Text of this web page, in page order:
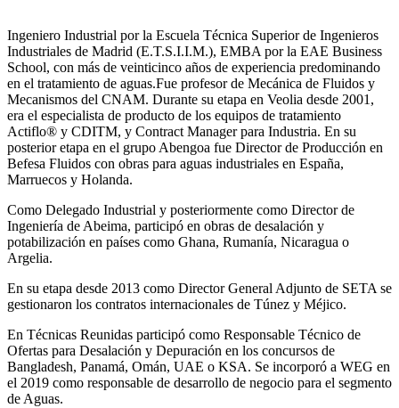
Ingeniero Industrial por la Escuela Técnica Superior de Ingenieros
Industriales de Madrid (E.T.S.I.I.M.), EMBA por la EAE Business
School, con más de veinticinco años de experiencia predominando
en el tratamiento de aguas.Fue profesor de Mecánica de Fluidos y
Mecanismos del CNAM. Durante su etapa en Veolia desde 2001,
era el especialista de producto de los equipos de tratamiento
Actiflo® y CDITM, y Contract Manager para Industria. En su
posterior etapa en el grupo Abengoa fue Director de Producción en
Befesa Fluidos con obras para aguas industriales en España,
Marruecos y Holanda.
Como Delegado Industrial y posteriormente como Director de
Ingeniería de Abeima, participó en obras de desalación y
potabilización en países como Ghana, Rumanía, Nicaragua o
Argelia.
En su etapa desde 2013 como Director General Adjunto de SETA se
gestionaron los contratos internacionales de Túnez y Méjico.
En Técnicas Reunidas participó como Responsable Técnico de
Ofertas para Desalación y Depuración en los concursos de
Bangladesh, Panamá, Omán, UAE o KSA. Se incorporó a WEG en
el 2019 como responsable de desarrollo de negocio para el segmento
de Aguas.